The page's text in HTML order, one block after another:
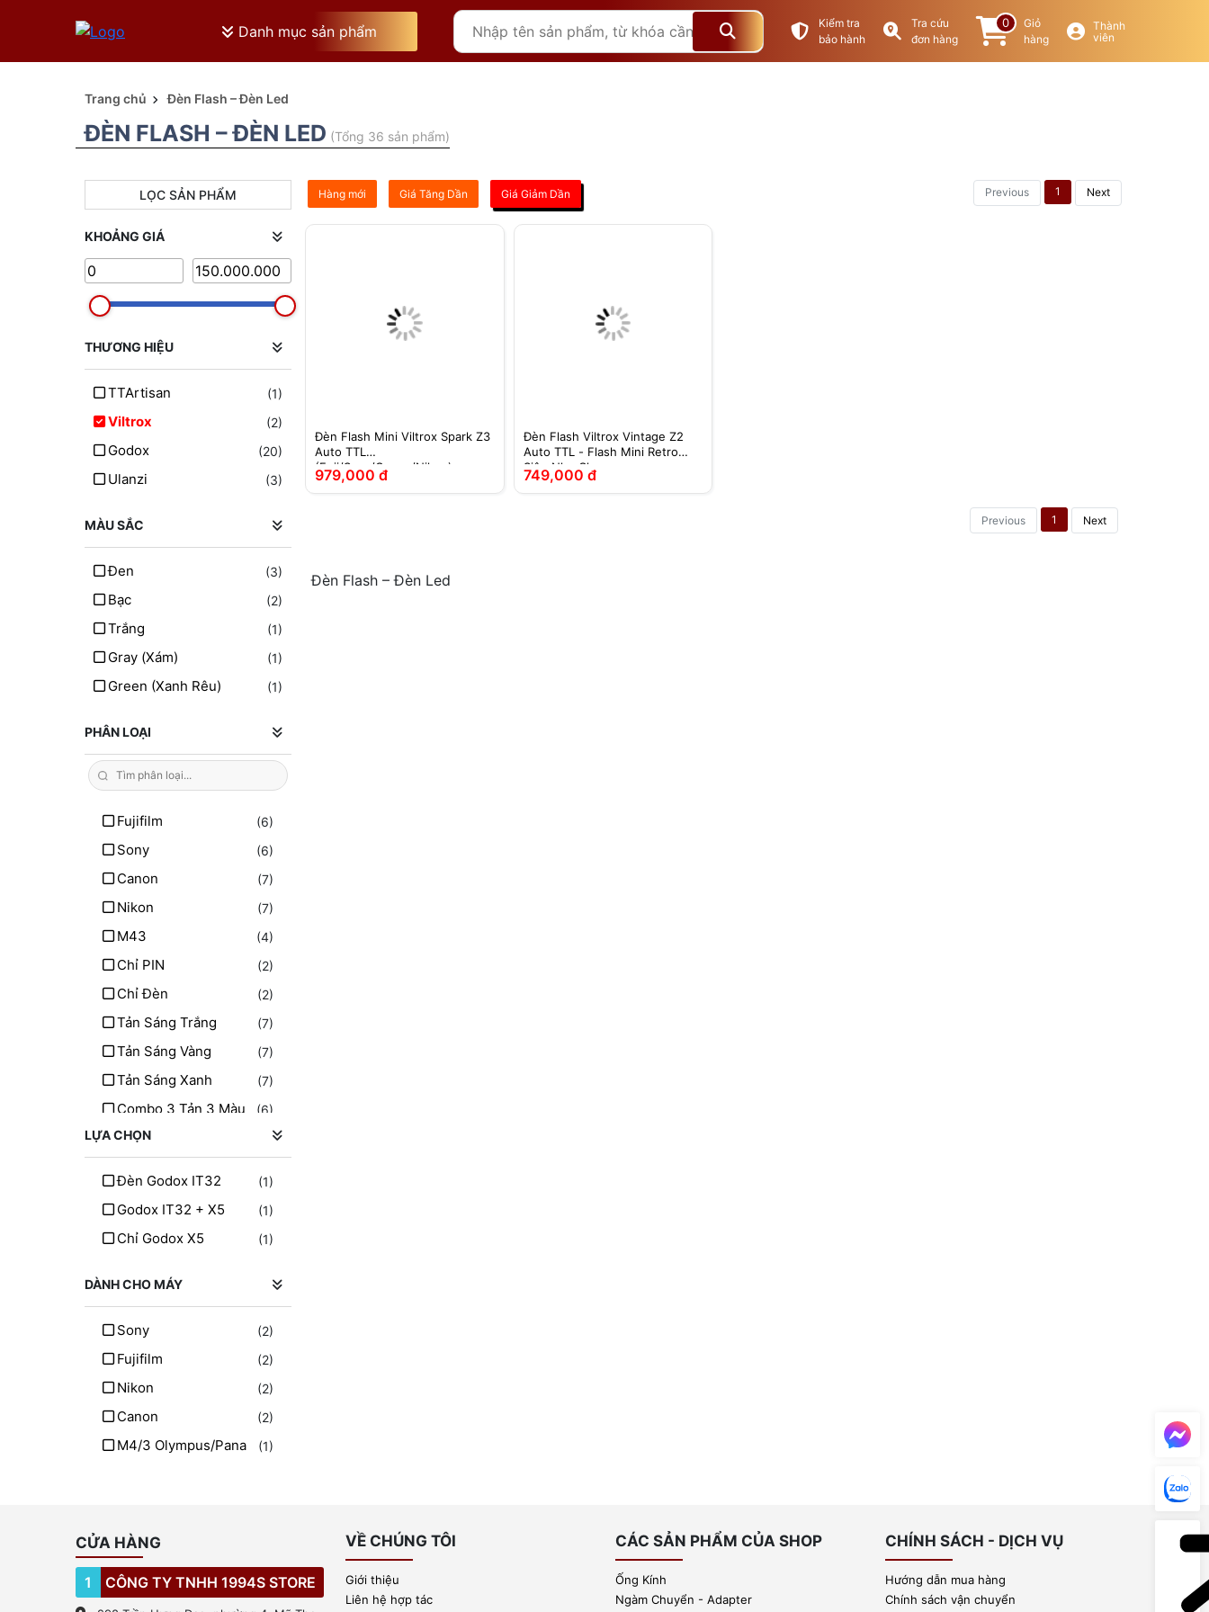
Danh mục sản phẩm
Kiểm tra
bảo hành
Tra cứu
đơn hàng
0
Giỏ
hàng
Thành
viên
Trang chủ Đèn Flash – Đèn Led
ĐÈN FLASH – ĐÈN LED (Tổng 36 sản phẩm)
LỌC SẢN PHẨM
KHOẢNG GIÁ
THƯƠNG HIỆU
TTArtisan (1)
Viltrox (2)
Godox (20)
Ulanzi (3)
MÀU SẮC
Đen (3)
Bạc (2)
Trắng (1)
Gray (xám) (1)
Green (xanh Rêu) (1)
PHÂN LOẠI
Fujifilm (6)
Sony (6)
Canon (7)
Nikon (7)
M43 (4)
Chỉ PIN (2)
Chỉ Đèn (2)
Tản Sáng Trắng (7)
Tản Sáng Vàng (7)
Tản Sáng Xanh (7)
Combo 3 Tản 3 Màu (6)
Người Nhện (1)
Doremon (1)
Gấu Nâu (1)
Chó Shiba (1)
Mắt Người Tuyết (1)
Pikachu Đội Nón Đỏ (1)
Pikachu Hiphop (1)
Pikachu Cầm Quả Cầu (1)
Pikachu "thảo Mai"
Pikachu Ngủ (1)
Pikachu Đội Mũ Shiba(1)
LỰA CHỌN
Đèn Godox IT32 (1)
Godox IT32 + X5 (1)
Chỉ Godox X5 (1)
DÀNH CHO MÁY
Sony (2)
Fujifilm (2)
Nikon (2)
Canon (2)
M4/3 Olympus/Pana (1)
Hàng mới Giá Tăng Dần Giá Giảm Dần Previous 1 Next
Đèn Flash Mini Viltrox Spark Z3
Auto TTL
(Fuji/Sony/Canon/Nikon)
979,000 đ
Đèn Flash Viltrox Vintage Z2
Auto TTL - Flash Mini Retro
Siêu Nhẹ Cho
Sony/Fujifilm/Canon/Nikon
749,000 đ
Previous 1 Next
Đèn Flash – Đèn Led
CỬA HÀNG
1 CÔNG TY TNHH 1994S STORE
VỀ CHÚNG TÔI
Giới thiệu
Liên hệ hợp tác
CÁC SẢN PHẨM CỦA SHOP
Ống Kính
Ngàm Chuyển - Adapter
CHÍNH SÁCH - DỊCH VỤ
Hướng dẫn mua hàng
Chính sách vận chuyển